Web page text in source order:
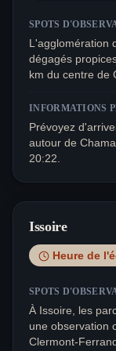
SPOTS
L'agglomération
dégagés
km du centre de
INFORMATIONS
Prévoyez
autour de
20:22.
Issoire
Heure de
SPOTS
À Issoire, les
une observation
Clermont-